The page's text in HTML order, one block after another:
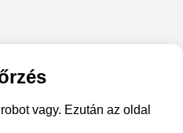
vagy. Ezután az oldal